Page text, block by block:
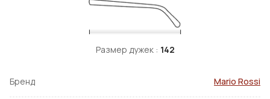
Размер дужек : 142
Бренд Mario Rossi